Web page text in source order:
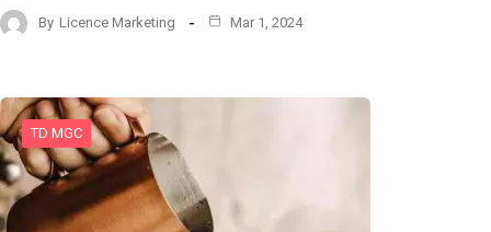
By Licence Marketing Mar 1, 2024
TD MGC